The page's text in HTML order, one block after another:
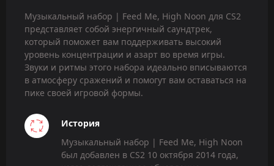
Музыкальный набор | Feed Me, High Noon для CS2
представляет собой энергичный саундтрек,
который поможет вам поддерживать высокий
уровень концентрации и азарт во время игры.
Звуки и ритмы этого набора идеально вписываются
в атмосферу сражений и помогут вам оставаться на
пике своей игровой формы.
История
Музыкальный набор | Feed Me, High Noon
был добавлен в CS2 10 октября 2014 года,